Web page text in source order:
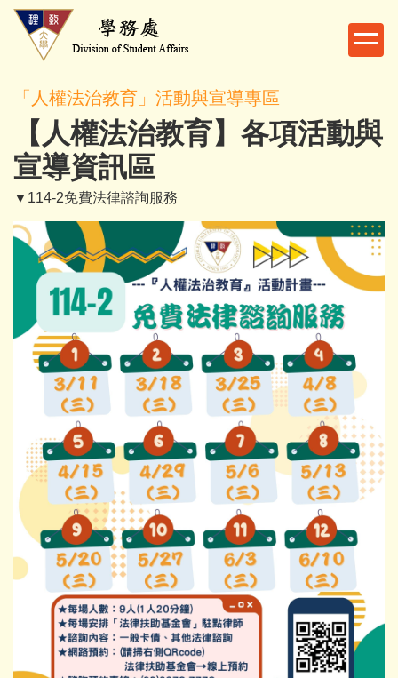
跳
容
「人權法治教育」活動與宣導專區
【人權法治教育】各項活動與
宣導資訊區
▼114-2免費法律諮詢服務